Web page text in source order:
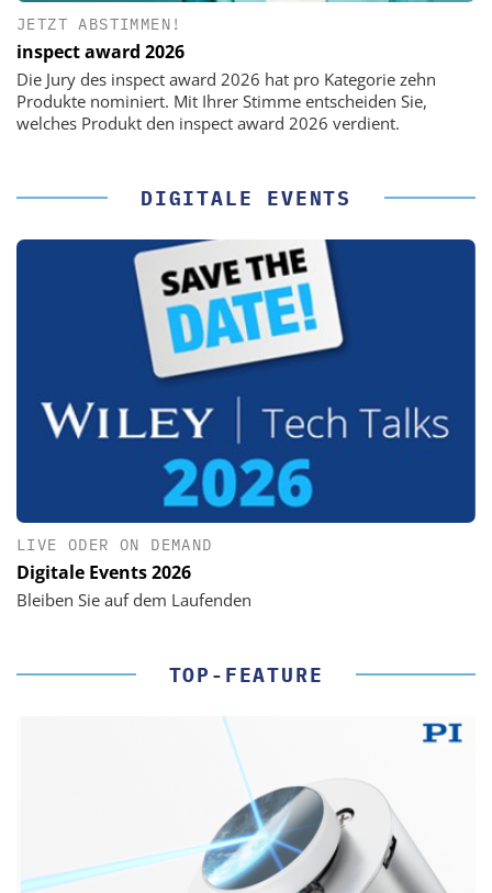
JETZT ABSTIMMEN!
inspect award 2026
Die Jury des inspect award 2026 hat pro Kategorie zehn
Produkte nominiert. Mit Ihrer Stimme entscheiden Sie,
welches Produkt den inspect award 2026 verdient.
DIGITALE EVENTS
LIVE ODER ON DEMAND
Digitale Events 2026
Bleiben Sie auf dem Laufenden
TOP-FEATURE